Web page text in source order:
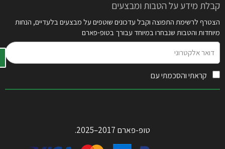
קבלת מידע על הטבות ומבצעים
הצטרף לרשימת התפוצה וקבל עדכונים שוטפים על מבצעים בלעדיים, הנחות
מיוחדות והטבות שנבחרו במיוחד עבורך בטופ-פארם
אלקטרוני
קראתי והסכמתי עם
טופ-פארם 2017–2025.